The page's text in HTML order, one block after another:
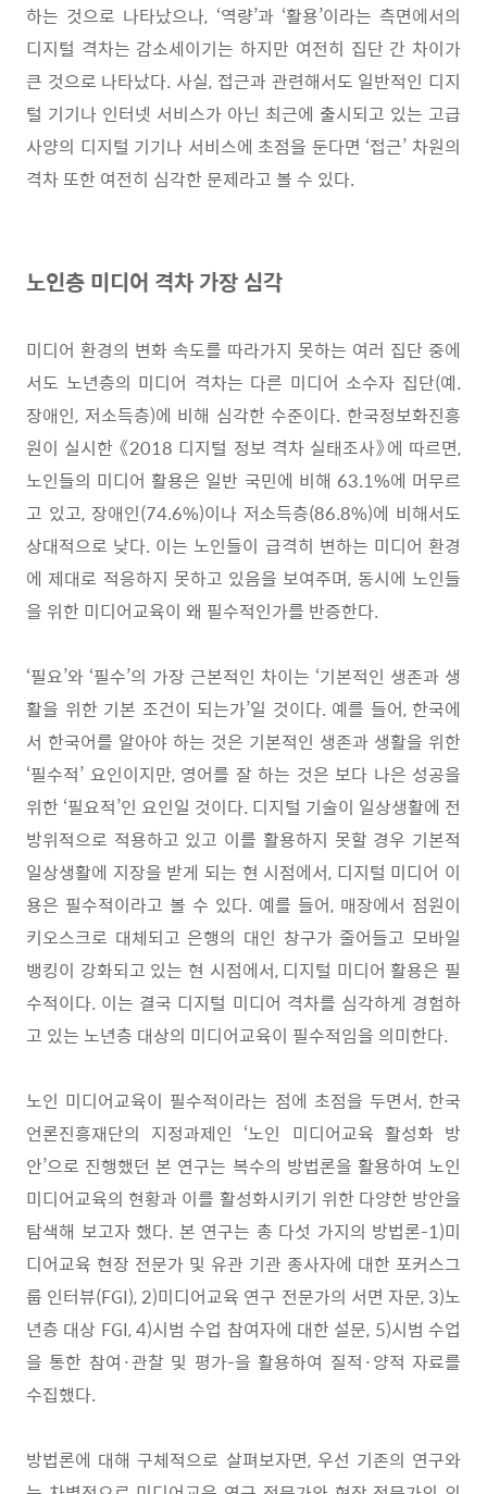
하는 것으로 나타났으나, ‘역량’과 ‘활용’이라는 측면에서의
디지털 격차는 감소세이기는 하지만 여전히 집단 간 차이가
큰 것으로 나타났다. 사실, 접근과 관련해서도 일반적인 디지
털 기기나 인터넷 서비스가 아닌 최근에 출시되고 있는 고급
사양의 디지털 기기나 서비스에 초점을 둔다면 ‘접근’ 차원의
격차 또한 여전히 심각한 문제라고 볼 수 있다.
노인층 미디어 격차 가장 심각
미디어 환경의 변화 속도를 따라가지 못하는 여러 집단 중에
서도 노년층의 미디어 격차는 다른 미디어 소수자 집단(예.
장애인, 저소득층)에 비해 심각한 수준이다. 한국정보화진흥
원이 실시한 《2018 디지털 정보 격차 실태조사》에 따르면,
노인들의 미디어 활용은 일반 국민에 비해 63.1%에 머무르
고 있고, 장애인(74.6%)이나 저소득층(86.8%)에 비해서도
상대적으로 낮다. 이는 노인들이 급격히 변하는 미디어 환경
에 제대로 적응하지 못하고 있음을 보여주며, 동시에 노인들
을 위한 미디어교육이 왜 필수적인가를 반증한다.
‘필요’와 ‘필수’의 가장 근본적인 차이는 ‘기본적인 생존과 생
활을 위한 기본 조건이 되는가’일 것이다. 예를 들어, 한국에
서 한국어를 알아야 하는 것은 기본적인 생존과 생활을 위한
‘필수적’ 요인이지만, 영어를 잘 하는 것은 보다 나은 성공을
위한 ‘필요적’인 요인일 것이다. 디지털 기술이 일상생활에 전
방위적으로 적용하고 있고 이를 활용하지 못할 경우 기본적
일상생활에 지장을 받게 되는 현 시점에서, 디지털 미디어 이
용은 필수적이라고 볼 수 있다. 예를 들어, 매장에서 점원이
키오스크로 대체되고 은행의 대인 창구가 줄어들고 모바일
뱅킹이 강화되고 있는 현 시점에서, 디지털 미디어 활용은 필
수적이다. 이는 결국 디지털 미디어 격차를 심각하게 경험하
고 있는 노년층 대상의 미디어교육이 필수적임을 의미한다.
노인 미디어교육이 필수적이라는 점에 초점을 두면서, 한국
언론진흥재단의 지정과제인 ‘노인 미디어교육 활성화 방
안’으로 진행했던 본 연구는 복수의 방법론을 활용하여 노인
미디어교육의 현황과 이를 활성화시키기 위한 다양한 방안을
탐색해 보고자 했다. 본 연구는 총 다섯 가지의 방법론-1)미
디어교육 현장 전문가 및 유관 기관 종사자에 대한 포커스그
룹 인터뷰(FGI), 2)미디어교육 연구 전문가의 서면 자문, 3)노
년층 대상 FGI, 4)시범 수업 참여자에 대한 설문, 5)시범 수업
을 통한 참여 ·관찰 및 평가-을 활용하여 질적 ·양적 자료를
수집했다.
방법론에 대해 구체적으로 살펴보자면, 우선 기존의 연구와